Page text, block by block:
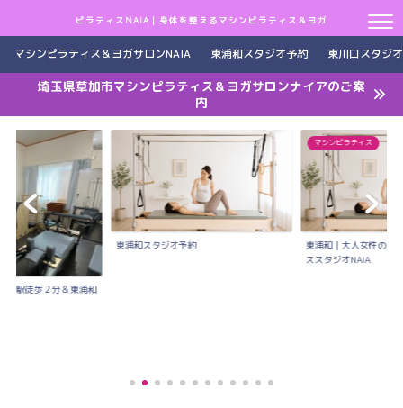
ピラティスNAIA｜身体を整えるマシンピラティス＆ヨガ
マシンピラティス＆ヨガサロンNAIA 東浦和スタジオ予約 東川口スタジ
埼玉県草加市マシンピラティス＆ヨガサロンナイアのご案
内
口駅徒歩２分＆東浦和
東浦和スタジオ予約
マシンピラティス
東浦和｜大人女性のた
ススタジオNAIA